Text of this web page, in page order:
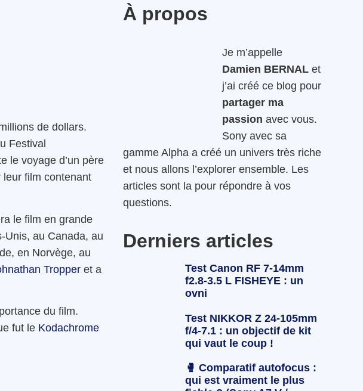
de dollars.
Festival
le voyage d’un père
film contenant
le film en grande
Unis, au Canada, au
en Norvège, au
Tropper et a
du film.
fut le Kodachrome
À propos
Je m’appelle
Damien BERNAL et
j’ai créé ce blog pour
partager ma
passion avec vous.
Sony avec sa
gamme Alpha a créé un univers très riche
et nous allons l’explorer ensemble. Les
articles sont la pour répondre à vos
questions.
Derniers articles
Test Canon RF 7-14mm
f2.8-3.5 L FISHEYE : un
ovni
Test NIKKOR Z 24-105mm
f/4-7.1 : un objectif de kit
qui vaut le coup !
🥊 Comparatif autofocus :
qui est vraiment le plus